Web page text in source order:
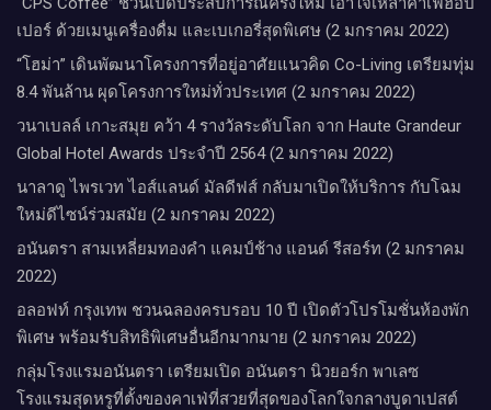
เปอร์ ด้วยเมนูเครื่องดื่ม และเบเกอรี่สุดพิเศษ (2 มกราคม 2022)
“โฮม่า” เดินพัฒนาโครงการที่อยู่อาศัยแนวคิด Co-Living เตรียมทุ่ม
8.4 พันล้าน ผุดโครงการใหม่ทั่วประเทศ (2 มกราคม 2022)
วนาเบลล์ เกาะสมุย คว้า 4 รางวัลระดับโลก จาก Haute Grandeur
Global Hotel Awards ประจำปี 2564 (2 มกราคม 2022)
นาลาดู ไพรเวท ไอส์แลนด์ มัลดีฟส์ กลับมาเปิดให้บริการ กับโฉม
ใหม่ดีไซน์ร่วมสมัย (2 มกราคม 2022)
อนันตรา สามเหลี่ยมทองคำ แคมป์ช้าง แอนด์ รีสอร์ท (2 มกราคม
2022)
อลอฟท์ กรุงเทพ ชวนฉลองครบรอบ 10 ปี เปิดตัวโปรโมชั่นห้องพัก
พิเศษ พร้อมรับสิทธิพิเศษอื่นอีกมากมาย (2 มกราคม 2022)
กลุ่มโรงแรมอนันตรา เตรียมเปิด อนันตรา นิวยอร์ก พาเลซ
โรงแรมสุดหรูที่ตั้งของคาเฟ่ที่สวยที่สุดของโลกใจกลางบูดาเปสต์